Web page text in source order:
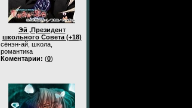
Эй ,Президент
школьного Совета (+18)
сёнэн-ай, школа,
романтика
Коментарии: (0)